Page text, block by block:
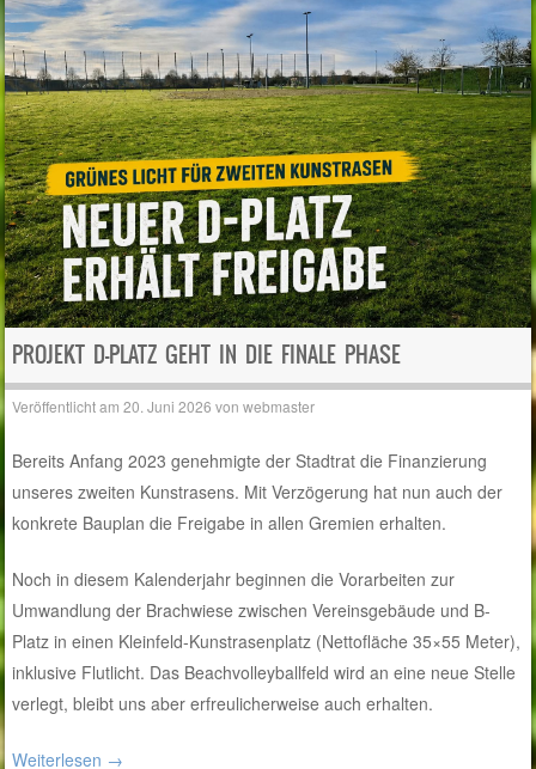
PROJEKT D-PLATZ GEHT IN DIE FINALE PHASE
Veröffentlicht am20. Juni 2026 vonwebmaster
Bereits Anfang 2023 genehmigte der Stadtrat die Finanzierung
unseres zweiten Kunstrasens. Mit Verzögerung hat nun auch der
konkrete Bauplan die Freigabe in allen Gremien erhalten.
Noch in diesem Kalenderjahr beginnen die Vorarbeiten zur
Umwandlung der Brachwiese zwischen Vereinsgebäude und B-
Platz in einen Kleinfeld-Kunstrasenplatz (Nettofläche 35×55 Meter),
inklusive Flutlicht. Das Beachvolleyballfeld wird an eine neue Stelle
verlegt, bleibt uns aber erfreulicherweise auch erhalten.
Weiterlesen →